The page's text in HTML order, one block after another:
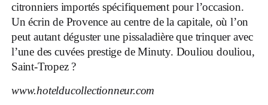
citronniers importés spécifiquement pour l’occasion.
Un écrin de Provence au centre de la capitale, où l’on
peut autant déguster une pissaladière que trinquer avec
l’une des cuvées prestige de Minuty. Douliou douliou,
Saint-Tropez ?
www.hotelducollectionneur.com